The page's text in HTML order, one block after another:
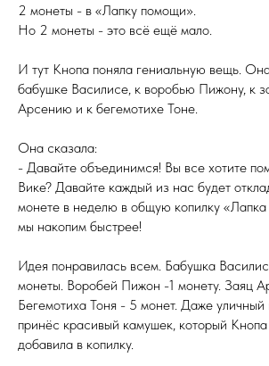
2 монеты - в «Лапку помощи».
Но 2 монеты - это всё ещё мало.
И тут Кнопа поняла гениальную вещь.
бабушке Василисе, к воробью Пижону, к
Арсению и к бегемотихе Тоне.
Она сказала:
- Давайте объединимся! Вы все хотите
Вике? Давайте каждый из нас будет
монете в неделю в общую копилку
мы накопим быстрее!
Идея понравилась всем. Бабушка
монеты. Воробей Пижон -1 монету. Заяц
Бегемотиха Тоня - 5 монет. Даже
принёс красивый камушек, который
добавила в копилку.